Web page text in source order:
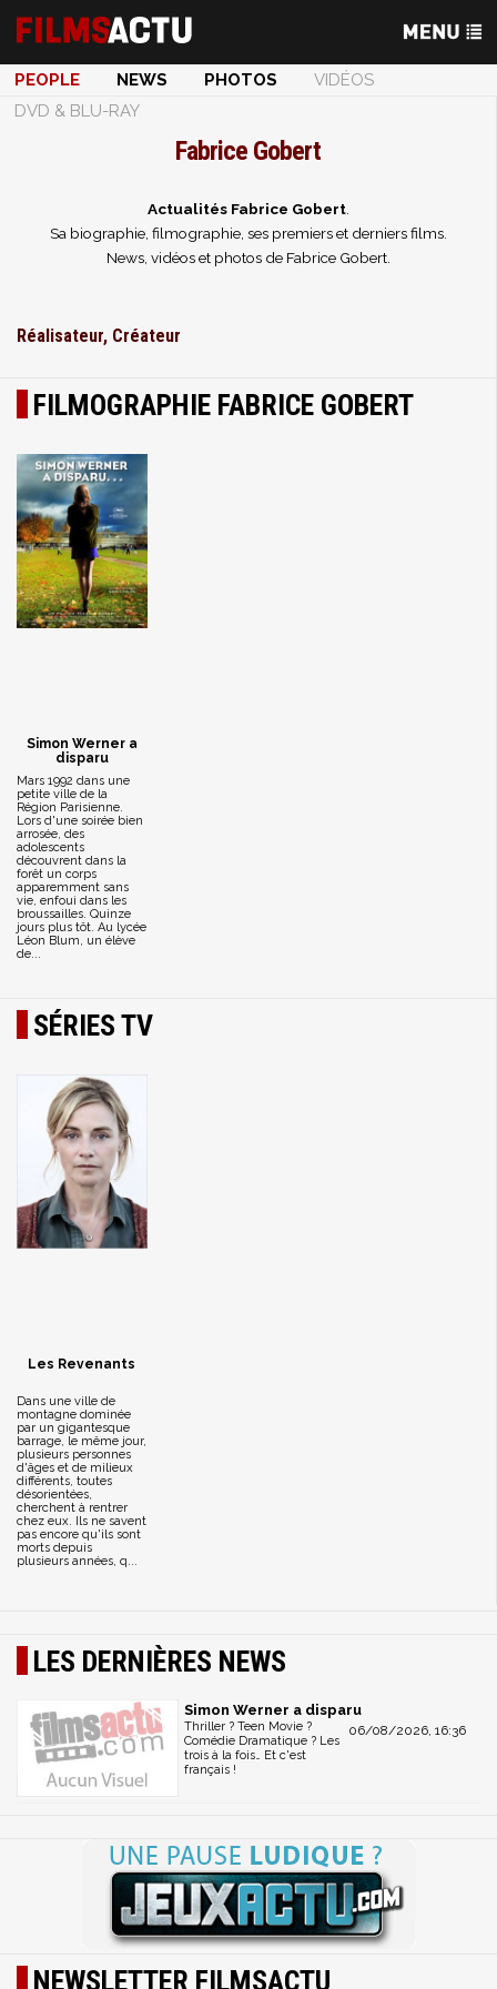
PEOPLE NEWS PHOTOS
VIDÉOS
DVD & BLU-RAY
Fabrice Gobert
Actualités Fabrice Gobert.
Sa biographie, filmographie, ses premiers et derniers films.
News, vidéos et photos de Fabrice Gobert.
Réalisateur, Créateur
FILMOGRAPHIE FABRICE GOBERT
Simon Werner a
disparu
Mars 1992 dans une
petite ville de la
Région Parisienne.
Lors d'une soirée bien
arrosée, des
adolescents
découvrent dans la
forêt un corps
apparemment sans
vie, enfoui dans les
broussailles. Quinze
jours plus tôt. Au lycée
Léon Blum, un élève
de...
SÉRIES TV
Les Revenants
Dans une ville de
montagne dominée
par un gigantesque
barrage, le même jour,
plusieurs personnes
d'âges et de milieux
différents, toutes
désorientées,
cherchent à rentrer
chez eux. Ils ne savent
pas encore qu'ils sont
morts depuis
plusieurs années, q...
LES DERNIÈRES NEWS
Simon Werner a disparu
06/08/2026, 16:36
Thriller ? Teen Movie ?
Comédie Dramatique ? Les
trois à la fois… Et c'est
français !
NEWSLETTER FILMSACTU